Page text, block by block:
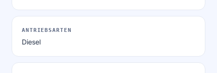
ANTRIEBSARTEN
Diesel